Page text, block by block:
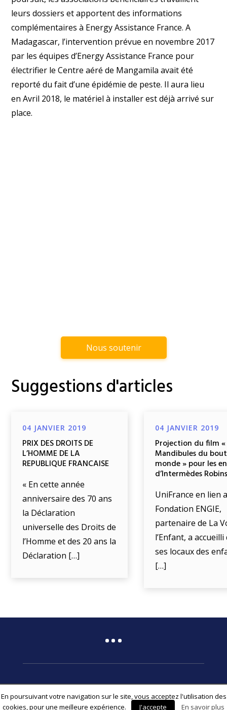
leurs dossiers et apportent des informations
complémentaires à Energy Assistance France. A
Madagascar, l’intervention prévue en novembre 2017
par les équipes d’Energy Assistance France pour
électrifier le Centre aéré de Mangamila avait été
reporté du fait d’une épidémie de peste. Il aura lieu
en Avril 2018, le matériel à installer est déjà arrivé sur
place.
Nous soutenir
Suggestions d'articles
04 JANVIER 2019
PRIX DES DROITS DE
L’HOMME DE LA
REPUBLIQUE FRANCAISE
« En cette année
anniversaire des 70 ans
la Déclaration
universelle des Droits de
l’Homme et des 20 ans la
Déclaration […]
04 JANVIER 2019
Projection du film «
Mandibules du
monde » pour les
d’Intermèdes
UniFrance en lien
Fondation ENGIE,
partenaire de La
l’Enfant, a accueilli
ses locaux des
[…]
© 2026 Fédération Associative La Voix de l’Enfant
En poursuivant votre navigation sur le site, vous acceptez l'utilisation des
cookies, pour une meilleure expérience.
J'accepte En savoir plus